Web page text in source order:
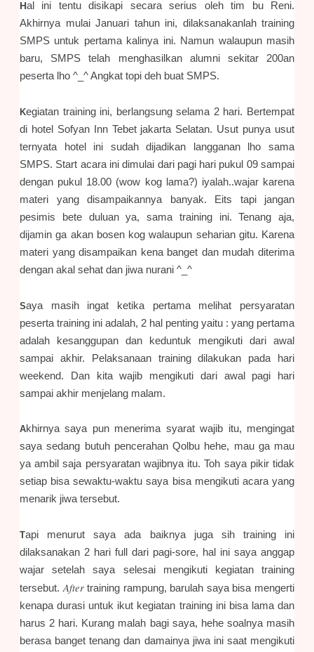
Hal ini tentu disikapi secara serius oleh tim bu Reni.
Akhirnya mulai Januari tahun ini, dilaksanakanlah training
SMPS untuk pertama kalinya ini. Namun walaupun masih
baru, SMPS telah menghasilkan alumni sekitar 200an
peserta lho ^_^ Angkat topi deh buat SMPS.
Kegiatan training ini, berlangsung selama 2 hari. Bertempat
di hotel Sofyan Inn Tebet jakarta Selatan. Usut punya usut
ternyata hotel ini sudah dijadikan langganan lho sama
SMPS. Start acara ini dimulai dari pagi hari pukul 09 sampai
dengan pukul 18.00 (wow kog lama?) iyalah..wajar karena
materi yang disampaikannya banyak. Eits tapi jangan
pesimis bete duluan ya, sama training ini. Tenang aja,
dijamin ga akan bosen kog walaupun seharian gitu. Karena
materi yang disampaikan kena banget dan mudah diterima
dengan akal sehat dan jiwa nurani ^_^
Saya masih ingat ketika pertama melihat persyaratan
peserta training ini adalah, 2 hal penting yaitu : yang pertama
adalah kesanggupan dan keduntuk mengikuti dari awal
sampai akhir. Pelaksanaan training dilakukan pada hari
weekend. Dan kita wajib mengikuti dari awal pagi hari
sampai akhir menjelang malam.
Akhirnya saya pun menerima syarat wajib itu, mengingat
saya sedang butuh pencerahan Qolbu hehe, mau ga mau
ya ambil saja persyaratan wajibnya itu. Toh saya pikir tidak
setiap bisa sewaktu-waktu saya bisa mengikuti acara yang
menarik jiwa tersebut.
Tapi menurut saya ada baiknya juga sih training ini
dilaksanakan 2 hari full dari pagi-sore, hal ini saya anggap
wajar setelah saya selesai mengikuti kegiatan training
tersebut.Aftertraining rampung, barulah saya bisa mengerti
kenapa durasi untuk ikut kegiatan training ini bisa lama dan
harus 2 hari. Kurang malah bagi saya, hehe soalnya masih
berasa banget tenang dan damainya jiwa ini saat mengikuti